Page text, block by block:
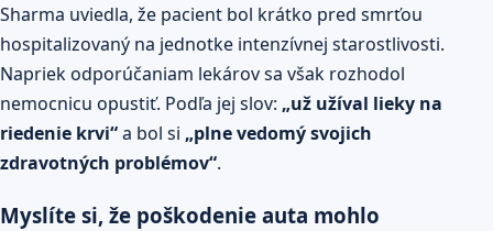
Sharma uviedla, že pacient bol krátko pred smrťou
hospitalizovaný na jednotke intenzívnej starostlivosti.
Napriek odporúčaniam lekárov sa však rozhodol
nemocnicu opustiť. Podľa jej slov: „už užíval lieky na
riedenie krvi“a bol si „plne vedomý svojich
zdravotných problémov“.
Myslíte si, že poškodenie auta mohlo